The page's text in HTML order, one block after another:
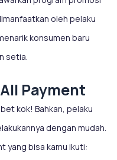
oleh pelaku
konsumen baru
setia.
Payment
kok! Bahkan, pelaku
dengan mudah.
yang bisa kamu ikuti: